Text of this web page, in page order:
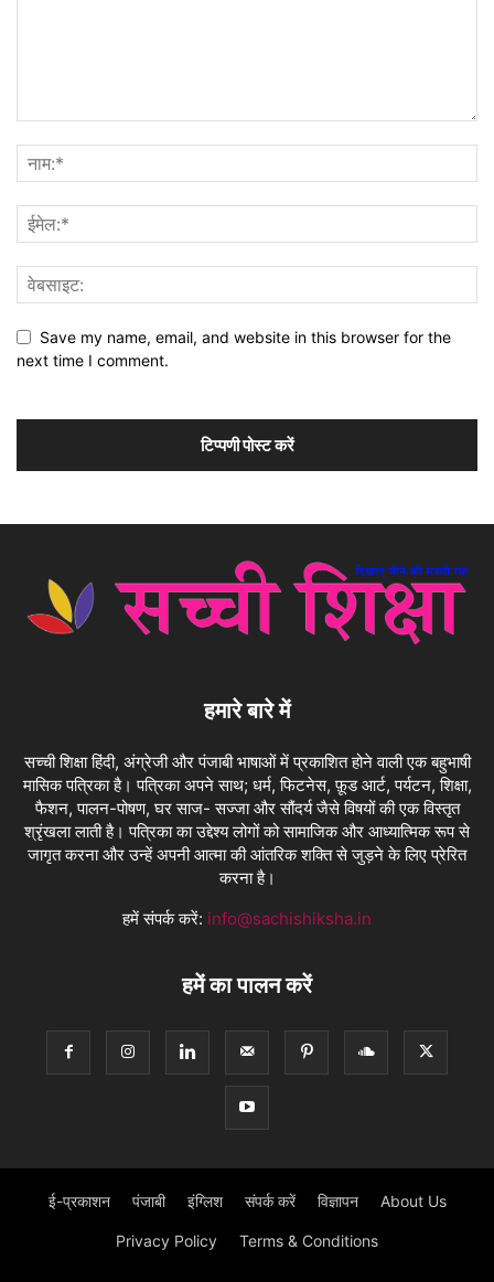
Save my name, email, and website in this browser for the
next time I comment.
हमारे बारे में
सच्ची शिक्षा हिंदी, अंग्रेजी और पंजाबी भाषाओं में प्रकाशित होने वाली एक बहुभाषी
मासिक पत्रिका है। पत्रिका अपने साथ; धर्म, फिटनेस, फ़ूड आर्ट, पर्यटन, शिक्षा,
फैशन, पालन-पोषण, घर साज- सज्जा और सौंदर्य जैसे विषयों की एक विस्तृत
श्रृंखला लाती है। पत्रिका का उद्देश्य लोगों को सामाजिक और आध्यात्मिक रूप से
जागृत करना और उन्हें अपनी आत्मा की आंतरिक शक्ति से जुड़ने के लिए प्रेरित
करना है।
हमें संपर्क करें: info@sachishiksha.in
हमें का पालन करें
ई-प्रकाशन पंजाबी इंग्लिश संपर्क करें विज्ञापन About Us
Privacy Policy Terms & Conditions